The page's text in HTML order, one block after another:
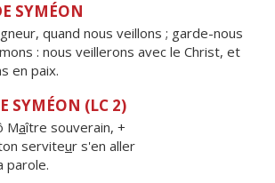
SYMÉON
quand nous veillons ; garde-nous
: nous veillerons avec le Christ, et
en paix.
SYMÉON (LC 2)
Maître souverain, +
serviteur s'en aller
parole.